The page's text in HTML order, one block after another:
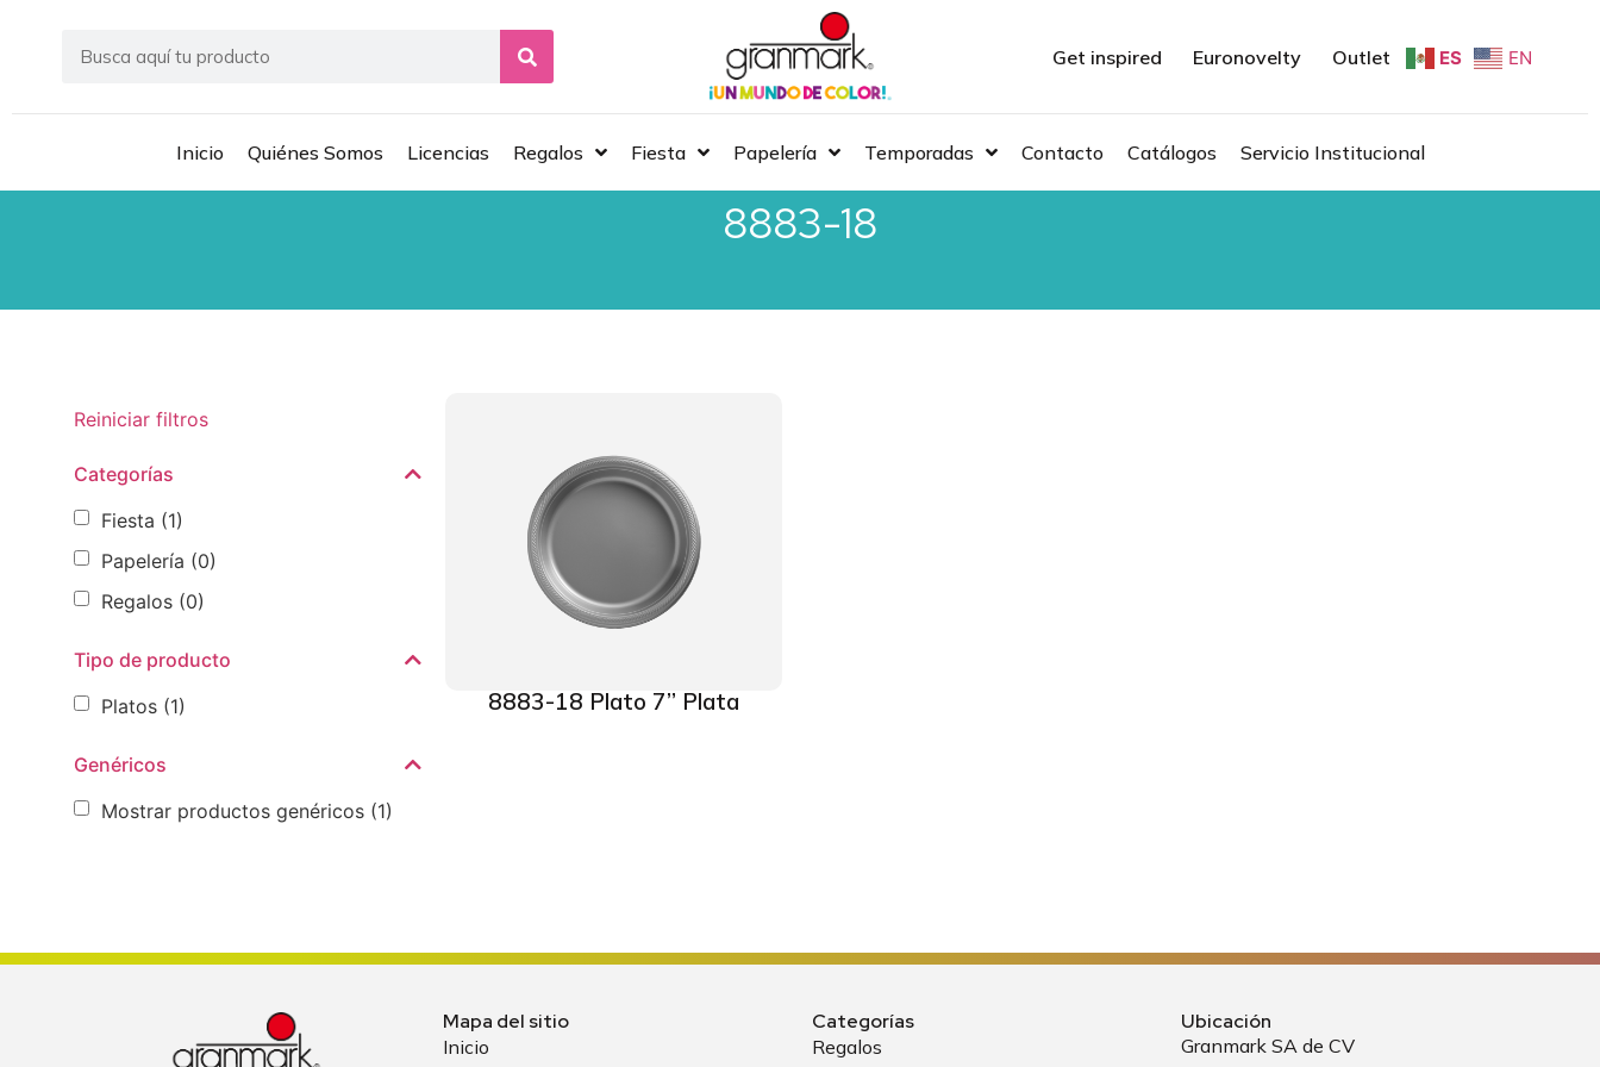
Get inspired Euronovelty Outlet ES EN
Inicio Quiénes Somos Licencias Regalos Fiesta Papelería Temporadas Contacto Catálogos Servicio Institucional
8883-18
Reiniciar filtros
Categorías
Fiesta (1)
Papelería (0)
Regalos (0)
Tipo de producto
Platos (1)
Genéricos
Mostrar productos genéricos (1)
8883-18 Plato 7” Plata
Mapa del sitio
Inicio
Categorías
Regalos
Ubicación
Granmark SA de CV